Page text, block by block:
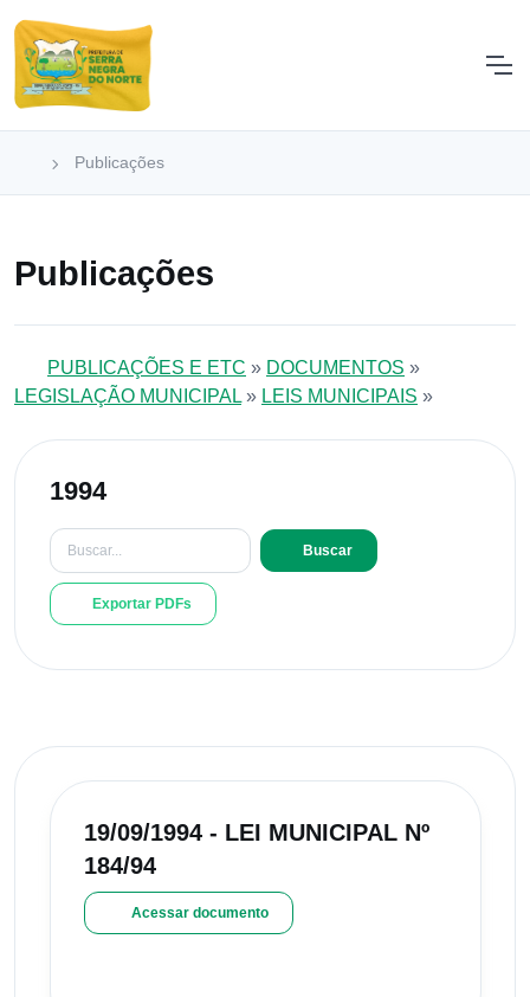
Publicações
Publicações
PUBLICAÇÕES E ETC » DOCUMENTOS »
LEGISLAÇÃO MUNICIPAL » LEIS MUNICIPAIS »
1994
Buscar
Exportar PDFs
19/09/1994 - LEI MUNICIPAL Nº
184/94
Acessar documento